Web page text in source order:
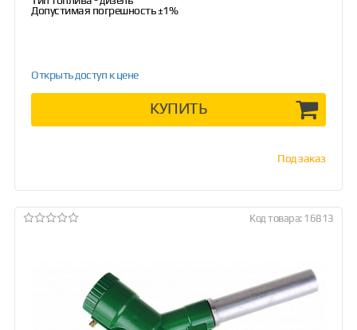
Допустимая погрешность ±1%
Открыть доступ к цене
КУПИТЬ
Под заказ
Код товара: 16813